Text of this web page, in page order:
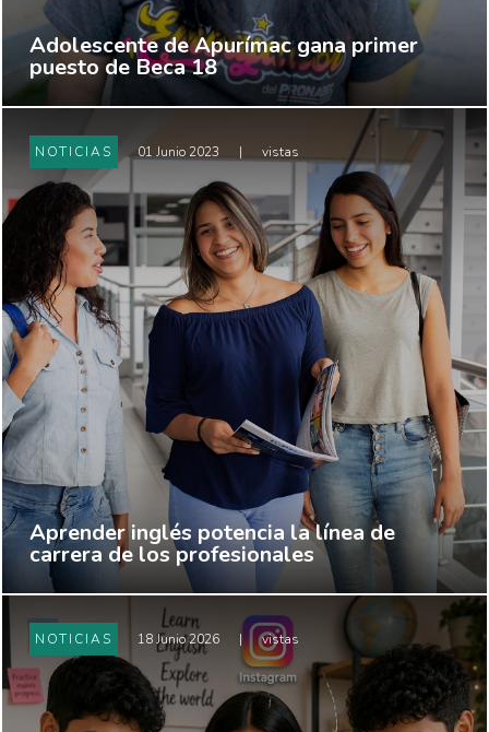
Adolescente de Apurímac gana primer
puesto de Beca 18
NOTICIAS 01 Junio 2023 | vistas
Aprender inglés potencia la línea de
carrera de los profesionales
NOTICIAS 18 Junio 2026 | vistas